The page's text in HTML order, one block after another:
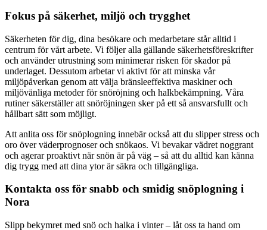
Fokus på säkerhet, miljö och trygghet
Säkerheten för dig, dina besökare och medarbetare står alltid i
centrum för vårt arbete. Vi följer alla gällande säkerhetsföreskrifter
och använder utrustning som minimerar risken för skador på
underlaget. Dessutom arbetar vi aktivt för att minska vår
miljöpåverkan genom att välja bränsleeffektiva maskiner och
miljövänliga metoder för snöröjning och halkbekämpning. Våra
rutiner säkerställer att snöröjningen sker på ett så ansvarsfullt och
hållbart sätt som möjligt.
Att anlita oss för snöplogning innebär också att du slipper stress och
oro över väderprognoser och snökaos. Vi bevakar vädret noggrant
och agerar proaktivt när snön är på väg – så att du alltid kan känna
dig trygg med att dina ytor är säkra och tillgängliga.
Kontakta oss för snabb och smidig snöplogning i
Nora
Slipp bekymret med snö och halka i vinter – låt oss ta hand om